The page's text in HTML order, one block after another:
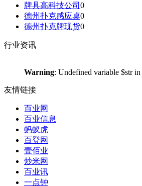
牌具高科技公司 0
德州扑克感应桌0
德州扑克牌现货0
行业资讯
Warning: Undefined variable $str in
友情链接
百业网
百业信息
蚂蚁虎
百登网
壹佰业
炒米网
百业讯
一点钟